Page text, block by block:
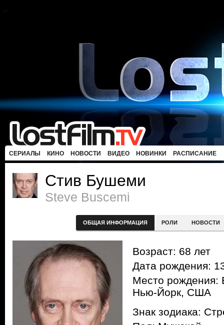
СЕРИАЛЫ КИНО НОВОСТИ ВИДЕО НОВИНКИ РАСПИСАНИЕ
Стив Бушеми
Steve Buscemi
ОБЩАЯ ИНФОРМАЦИЯ РОЛИ НОВОСТИ
Возраст: 68 лет
Дата рождения:
Место рождения:
Нью-Йорк, США
Знак зодиака: